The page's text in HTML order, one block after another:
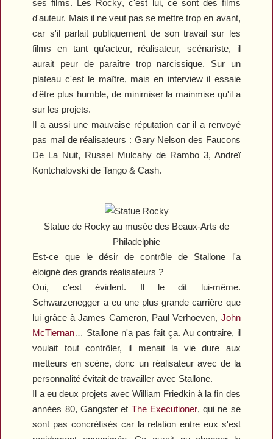
ses films. Les Rocky, c'est lui, ce sont des films
d'auteur. Mais il ne veut pas se mettre trop en avant,
car s'il parlait publiquement de son travail sur les
films en tant qu'acteur, réalisateur, scénariste, il
aurait peur de paraître trop narcissique. Sur un
plateau c'est le maître, mais en interview il essaie
d'être plus humble, de minimiser la mainmise qu'il a
sur les projets.
Il a aussi une mauvaise réputation car il a renvoyé
pas mal de réalisateurs : Gary Nelson des Faucons
De La Nuit, Russel Mulcahy de Rambo 3, Andreï
Kontchalovski deTango & Cash.
Statue de Rocky au musée des Beaux-Arts de
Philadelphie
Est-ce que le désir de contrôle de Stallone l'a
éloigné des grands réalisateurs ?
Oui, c'est évident. Il le dit lui-même.
Schwarzenegger a eu une plus grande carrière que
lui grâce à James Cameron, Paul Verhoeven, John
McTiernan… Stallone n'a pas fait ça. Au contraire, il
voulait tout contrôler, il menait la vie dure aux
metteurs en scène, donc un réalisateur avec de la
personnalité évitait de travailler avec Stallone.
Il a eu deux projets avec William Friedkin à la fin des
années 80, Gangsteret The Executioner, qui ne se
sont pas concrétisés car la relation entre eux s'est